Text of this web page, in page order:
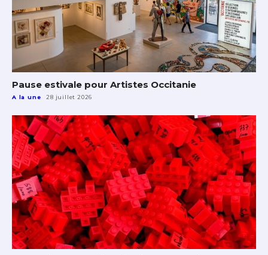
Pause estivale pour Artistes Occitanie
A la une 28 juillet 2026